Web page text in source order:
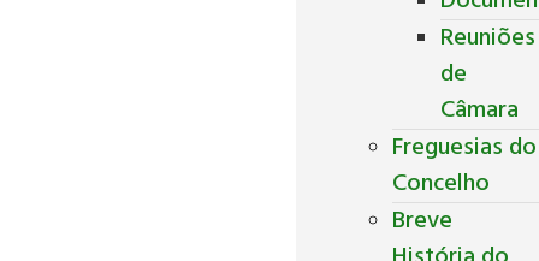
Reuniões
de
Câmara
Freguesias do
Concelho
Breve